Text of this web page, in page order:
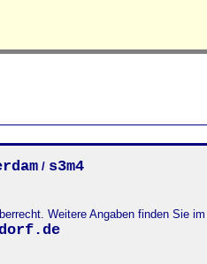
/ s3m4
Weitere Angaben finden Sie im